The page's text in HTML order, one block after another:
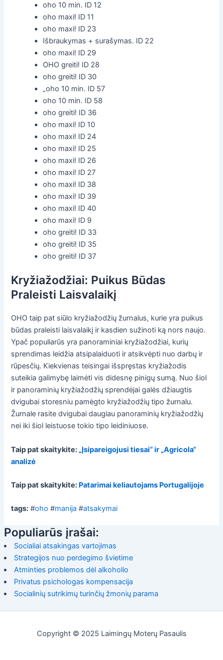
oho 10 min. ID 12
oho maxi! ID 11
oho maxi! ID 23
Išbraukymas + surašymas. ID 22
oho maxi! ID 29
OHO greiti! ID 28
oho greiti! ID 30
„oho 10 min. ID 57
oho 10 min. ID 58
oho greiti! ID 36
oho maxi! ID 10
oho maxi! ID 24
oho maxi! ID 25
oho maxi! ID 26
oho maxi! ID 27
oho maxi! ID 38
oho maxi! ID 39
oho maxi! ID 40
oho maxi! ID 9
oho greiti! ID 33
oho greiti! ID 35
oho greiti! ID 37
Kryžiažodžiai: Puikus Būdas
Praleisti Laisvalaikį
OHO taip pat siūlo kryžiažodžių žurnalus, kurie yra puikus
būdas praleisti laisvalaikį ir kasdien sužinoti ką nors naujo.
Ypač populiarūs yra panoraminiai kryžiažodžiai, kurių
sprendimas leidžia atsipalaiduoti ir atsikvėpti nuo darbų ir
rūpesčių. Kiekvienas teisingai išspręstas kryžiažodis
suteikia galimybę laimėti vis didesnę pinigų sumą. Nuo šiol
ir panoraminių kryžiažodžių sprendėjai galės džiaugtis
dvigubai storesniu pamėgto kryžiažodžių tipo žurnalu.
Žurnale rasite dvigubai daugiau panoraminių kryžiažodžių
nei iki šiol leistuose tokio tipo leidiniuose.
Taip pat skaitykite: „Įsipareigojusi tiesai“ ir „Agricola“
analizė
Taip pat skaitykite: Patarimai keliautojams Portugalijoje
tags: #oho #manija #atsakymai
Populiarūs įrašai:
Socialiai atsakingas vartojimas
Strategijos nuo perdegimo švietime
Atminties problemos dėl alkoholio
Privatus psichologas kompensacija
Socialinių sutrikimų turinčių žmonių parama
Copyright © 2025 Laimingų Moterų Pasaulis